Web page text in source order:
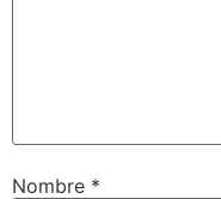
Nombre *